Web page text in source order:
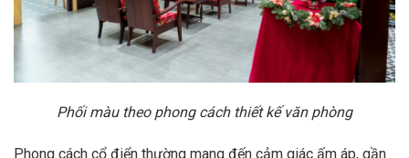
Phối màu theo phong cách thiết kế văn phòng
Phong cách cổ điển thường mang đến cảm giác ấm áp, gần